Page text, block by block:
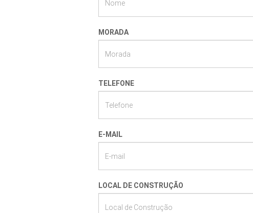
MORADA
TELEFONE
E-MAIL
LOCAL DE CONSTRUÇÃO